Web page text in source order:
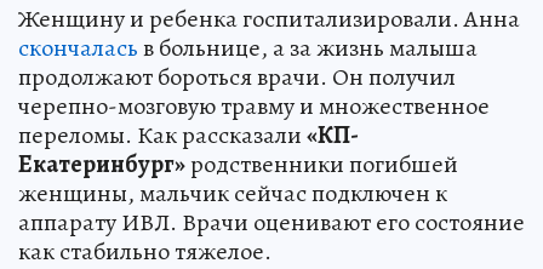
Женщину и ребенка госпитализировали. Анна
скончаласьв больнице, а за жизнь малыша
продолжают бороться врачи. Он получил
черепно-мозговую травму и множественное
переломы. Как рассказали«КП-
Екатеринбург»родственники погибшей
женщины, мальчик сейчас подключен к
аппарату ИВЛ. Врачи оценивают его состояние
как стабильно тяжелое.